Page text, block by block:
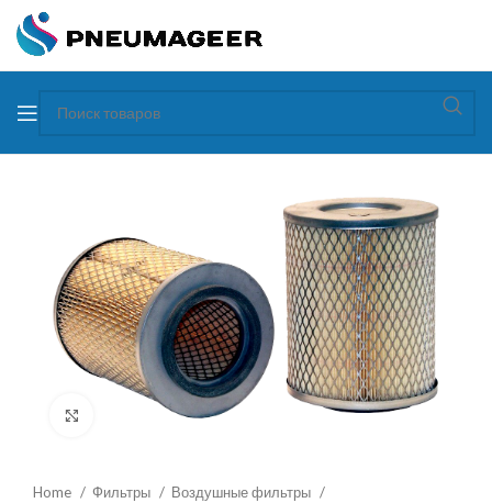
Увеличить
Home Фильтры
Воздушные фильтры